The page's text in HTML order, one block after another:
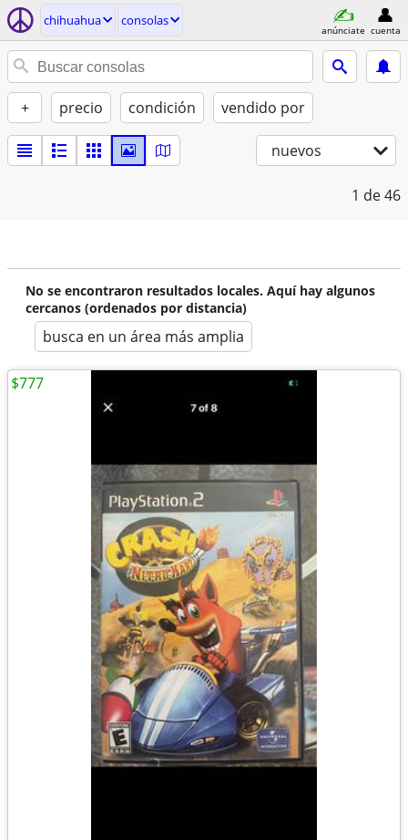
chihuahua consolas
anúnciate cuenta
+ precio condición vendido por
nuevos
1 de 46
No se encontraron resultados locales. Aquí hay algunos
cercanos (ordenados por distancia)
busca en un área más amplia
$777